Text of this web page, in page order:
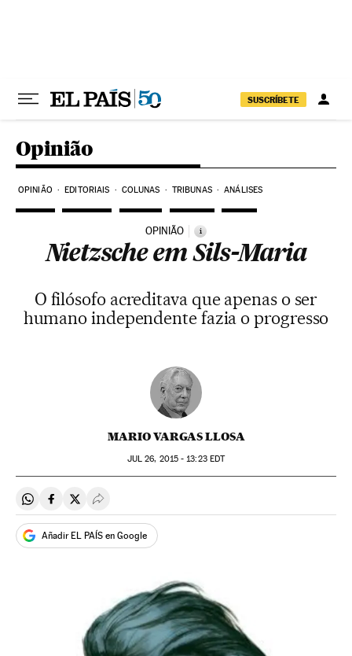
SUSCRÍBETE
Opinião
OPINIÃO EDITORIAIS COLUNAS TRIBUNAS ANÁLISES
OPINIÃO i
Nietzsche em Sils-Maria
O filósofo acreditava que apenas o ser
humano independente fazia o progresso
MARIO VARGAS LLOSA
JUL 26, 2015 - 13:23EDT
Compartir en Whatsapp
Compartir en Facebook
Compartir en Twitter
Desplegar Redes Sociales
Añadir EL PAÍS en Google